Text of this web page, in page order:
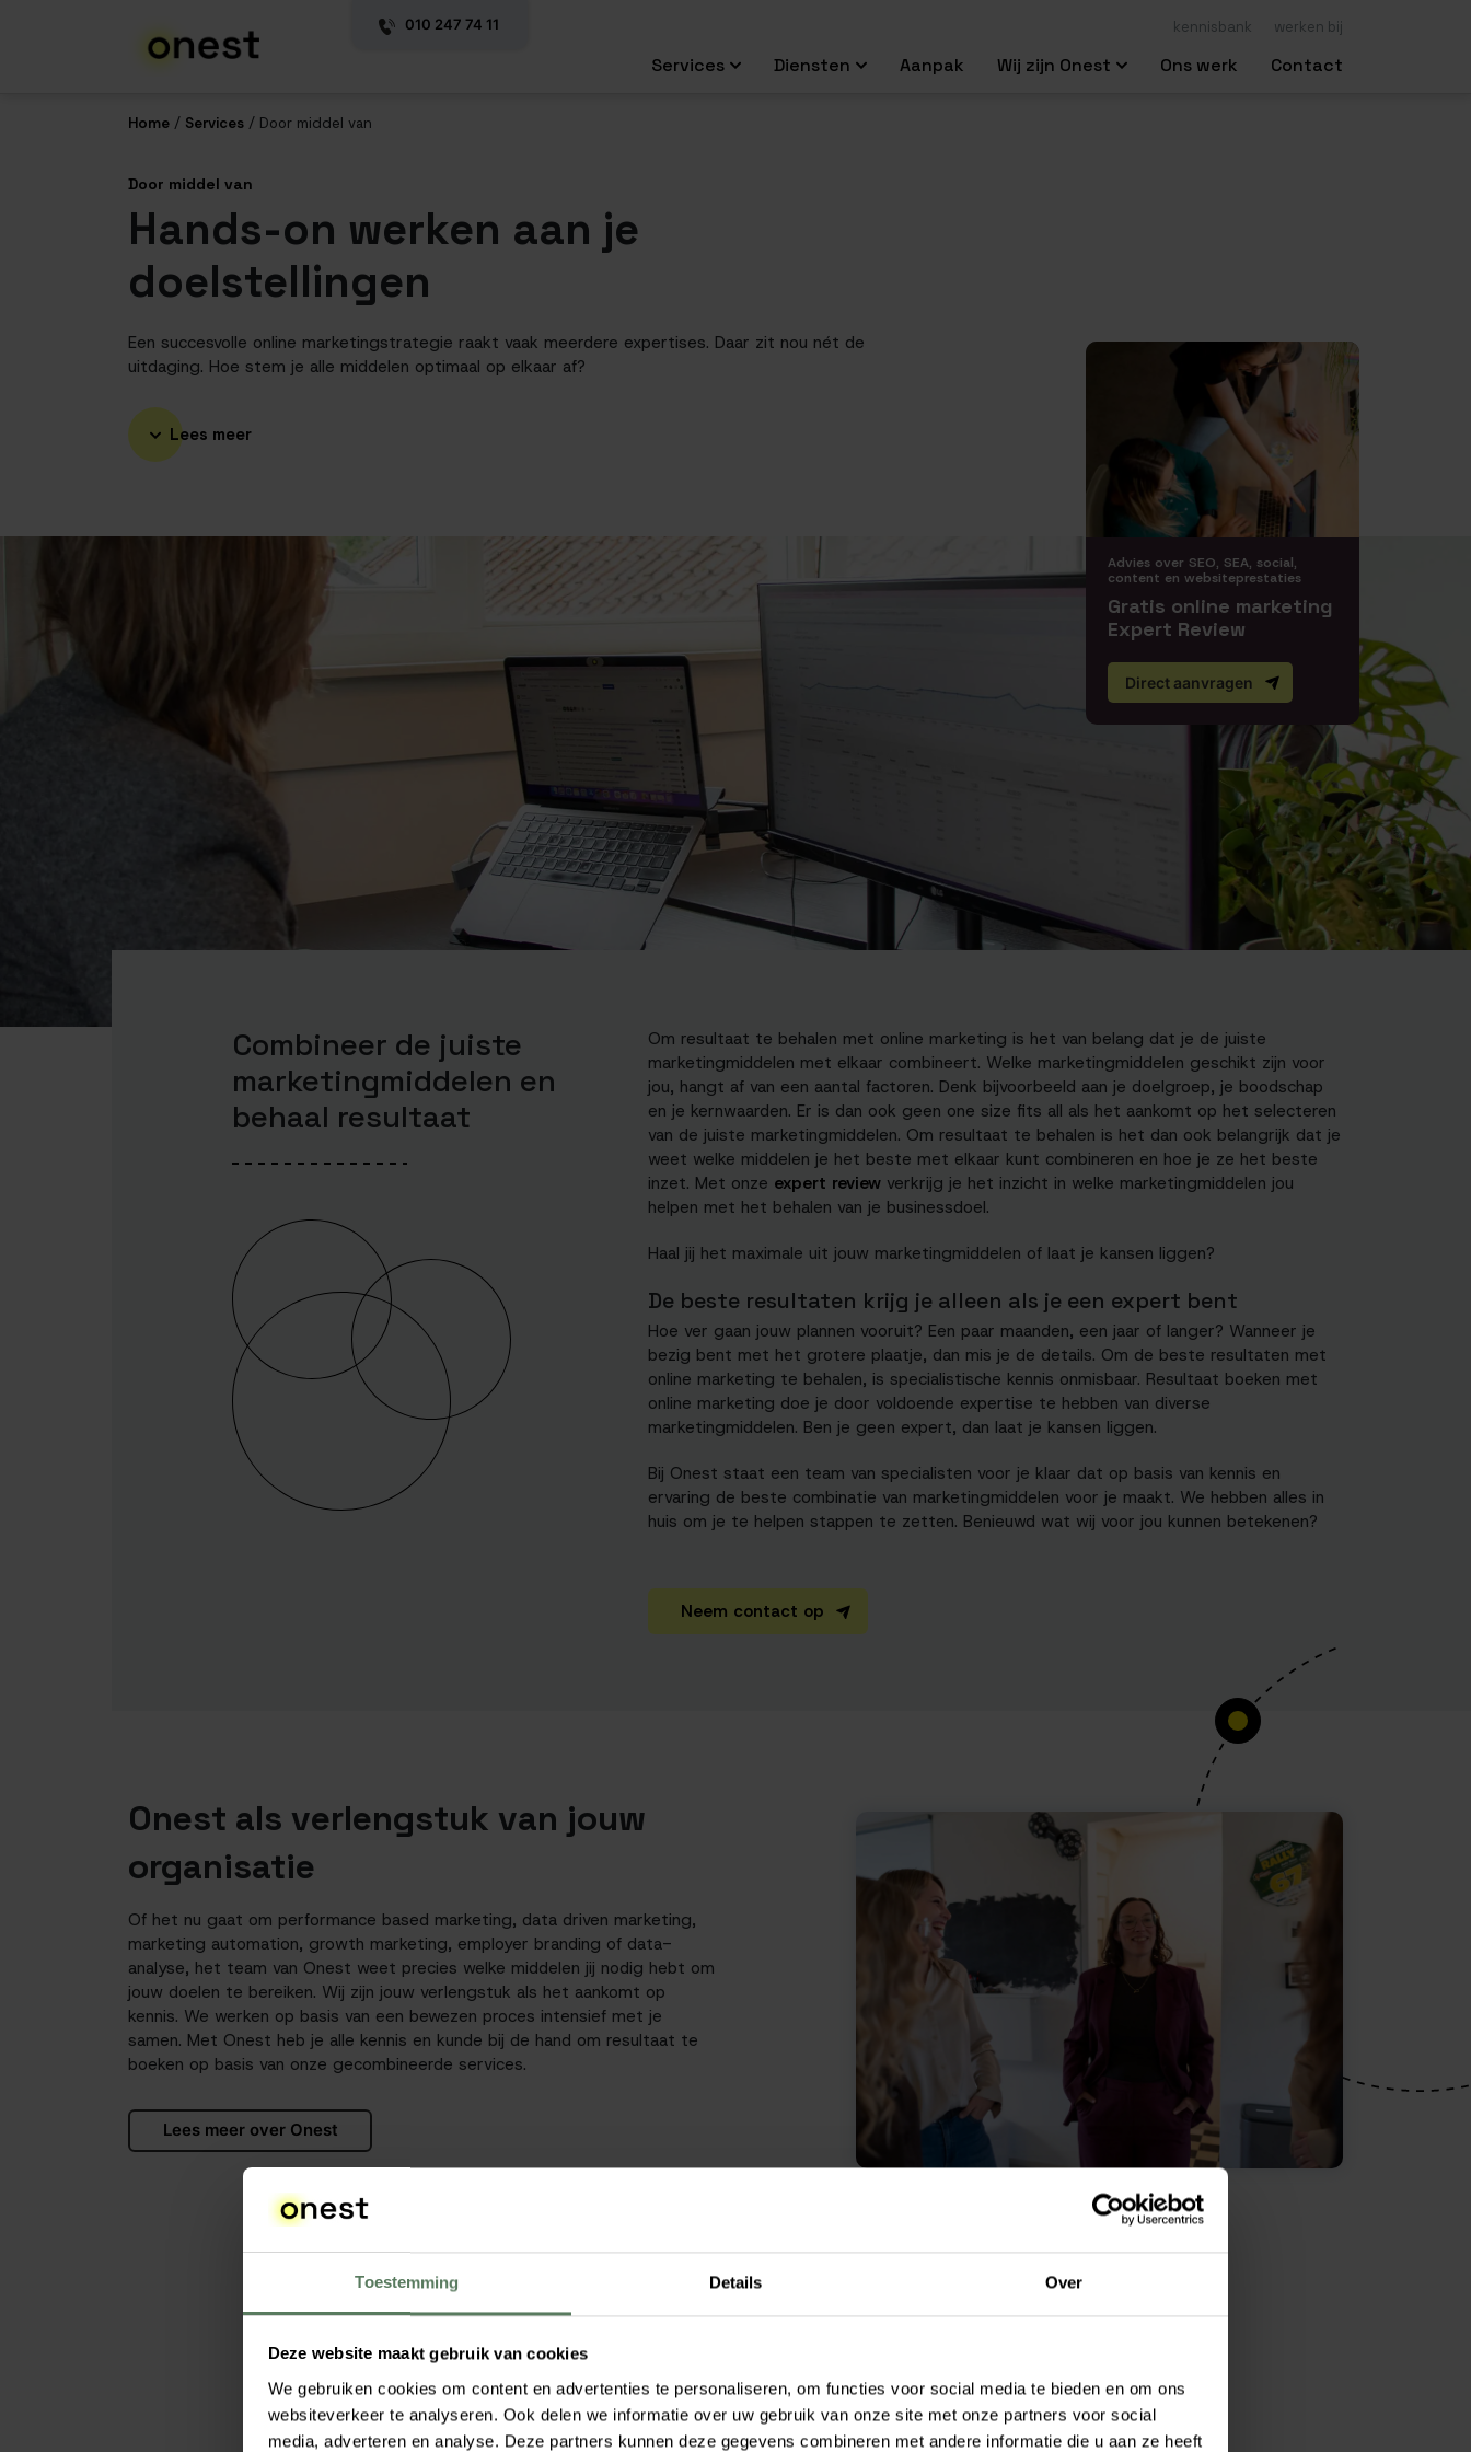
Toestemming Details Over
Deze website maakt gebruik van cookies
We gebruiken cookies om content en advertenties te personaliseren, om functies voor social media te bieden en om ons
websiteverkeer te analyseren. Ook delen we informatie over uw gebruik van onze site met onze partners voor social
media, adverteren en analyse. Deze partners kunnen deze gegevens combineren met andere informatie die u aan ze heeft
010 247 74 11 kennisbank werken bij
Services Diensten Aanpak Wij zijn Onest Ons werk Contact
Home / Services / Door middel van
Door middel van
Hands-on werken aan je
doelstellingen
Een succesvolle online marketingstrategie raakt vaak meerdere expertises. Daar zit nou nét de
uitdaging. Hoe stem je alle middelen optimaal op elkaar af?
Lees meer
Advies over SEO, SEA, social,
content en websiteprestaties
Gratis online marketing
Expert Review
Direct aanvragen
Combineer de juiste
marketingmiddelen en
behaal resultaat
Om resultaat te behalen met online marketing is het van belang dat je de juiste
marketingmiddelen met elkaar combineert. Welke marketingmiddelen geschikt zijn voor
jou, hangt af van een aantal factoren. Denk bijvoorbeeld aan je doelgroep, je boodschap
en je kernwaarden. Er is dan ook geen one size fits all als het aankomt op het selecteren
van de juiste marketingmiddelen. Om resultaat te behalen is het dan ook belangrijk dat je
weet welke middelen je het beste met elkaar kunt combineren en hoe je ze het beste
inzet. Met onze expert review verkrijg je het inzicht in welke marketingmiddelen jou
helpen met het behalen van je businessdoel.
Haal jij het maximale uit jouw marketingmiddelen of laat je kansen liggen?
De beste resultaten krijg je alleen als je een expert bent
Hoe ver gaan jouw plannen vooruit? Een paar maanden, een jaar of langer? Wanneer je
bezig bent met het grotere plaatje, dan mis je de details. Om de beste resultaten met
online marketing te behalen, is specialistische kennis onmisbaar. Resultaat boeken met
online marketing doe je door voldoende expertise te hebben van diverse
marketingmiddelen. Ben je geen expert, dan laat je kansen liggen.
Bij Onest staat een team van specialisten voor je klaar dat op basis van kennis en
ervaring de beste combinatie van marketingmiddelen voor je maakt. We hebben alles in
huis om je te helpen stappen te zetten. Benieuwd wat wij voor jou kunnen betekenen?
Neem contact op
Onest als verlengstuk van jouw
organisatie
Of het nu gaat om performance based marketing, data driven marketing,
marketing automation, growth marketing, employer branding of data-
analyse, het team van Onest weet precies welke middelen jij nodig hebt om
jouw doelen te bereiken. Wij zijn jouw verlengstuk als het aankomt op
kennis. We werken op basis van een bewezen proces intensief met je
samen. Met Onest heb je alle kennis en kunde bij de hand om resultaat te
boeken op basis van onze gecombineerde services.
Lees meer over Onest